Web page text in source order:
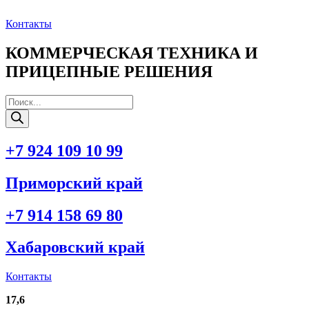
к
Контакты
КОММЕРЧЕСКАЯ ТЕХНИКА И
ПРИЦЕПНЫЕ РЕШЕНИЯ
Поиск
товаров
+7 924 109 10 99
Приморский край
+7 914 158 69 80
Хабаровский край
Контакты
17,6